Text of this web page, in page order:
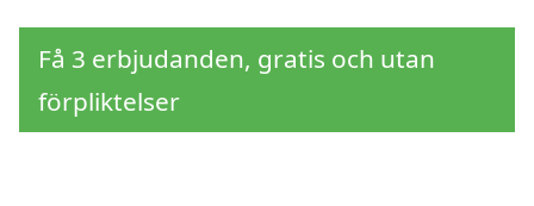
Få 3 erbjudanden, gratis och utan
förpliktelser